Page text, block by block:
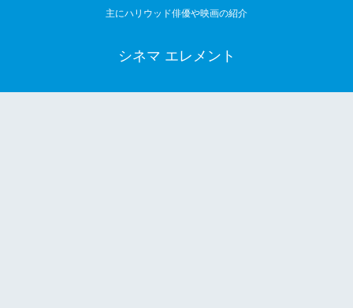
主にハリウッド俳優や映画の紹介
シネマ エレメント